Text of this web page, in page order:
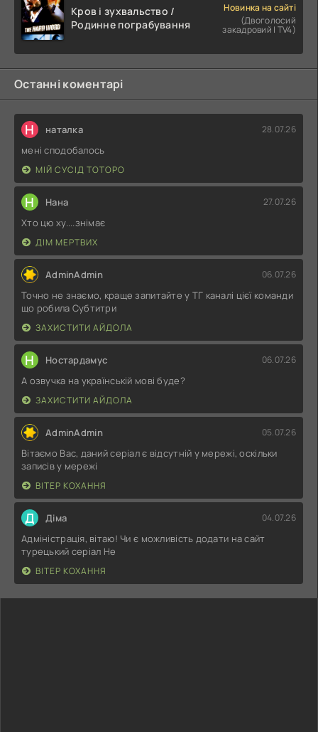
Кров і зухвальство /
Родинне пограбування
Новинка на сайті
(Двоголосий
закадровий | TV4)
Останні коментарі
Н наталка 28.07.26
мені сподобалось
МІЙ СУСІД ТОТОРО
Н Нана 27.07.26
Хто цю ху....знімає
ДІМ МЕРТВИХ
AdminAdmin 06.07.26
Точно не знаємо, краще запитайте у ТГ каналі цієї команди
що робила Субтитри
ЗАХИСТИТИ АЙДОЛА
Н Ностардамус 06.07.26
А озвучка на українській мові буде?
ЗАХИСТИТИ АЙДОЛА
AdminAdmin 05.07.26
Вітаємо Вас, даний серіал є відсутній у мережі, оскільки
записів у мережі
ВІТЕР КОХАННЯ
Д Діма 04.07.26
Адміністрація, вітаю! Чи є можливість додати на сайт
турецький серіал Не
ВІТЕР КОХАННЯ